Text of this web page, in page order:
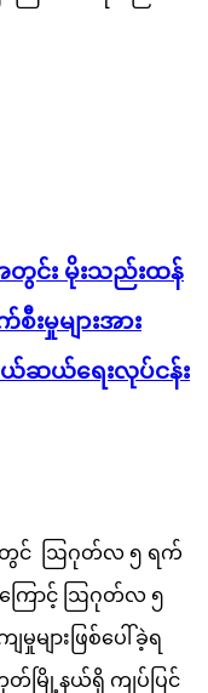
တွင်း မိုးသည်းထန်
းမှုများအား
ဆယ်ရေးလုပ်ငန်း
ယ်တွင် ဩဂုတ်လ ၅ ရက်
ြောင့် ဩဂုတ်လ ၅
များဖြစ်ပေါ်ခဲ့ရ
တ်မြို့နယ်ရှိ ကျပ်ပြင်